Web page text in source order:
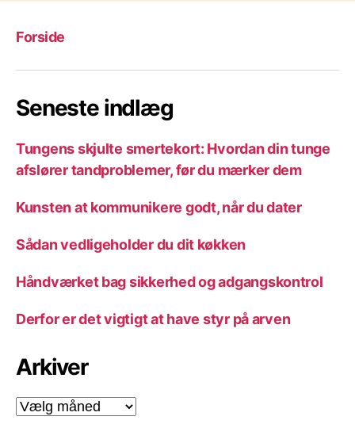
Forside
Seneste indlæg
Tungens skjulte smertekort: Hvordan din tunge
afslører tandproblemer, før du mærker dem
Kunsten at kommunikere godt, når du dater
Sådan vedligeholder du dit køkken
Håndværket bag sikkerhed og adgangskontrol
Derfor er det vigtigt at have styr på arven
Arkiver
Arkiver